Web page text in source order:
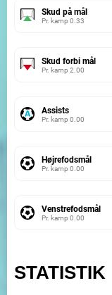
Skud på mål
Pr. kamp 0.33
Skud forbi mål
Pr. kamp 2.00
Assists
Pr. kamp 0.00
Højrefodsmål
Pr. kamp 0.00
Venstrefodsmål
Pr. kamp 0.00
STATISTIK